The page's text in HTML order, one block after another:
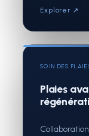
Explorer ↗
SOIN DES
Plaies